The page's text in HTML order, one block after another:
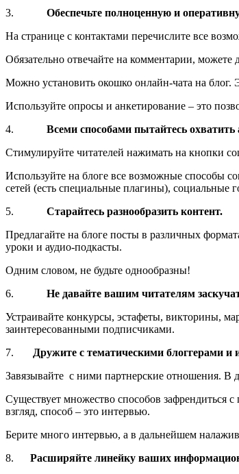
3. Обеспечьте полноценную и
На странице с контактами перечислите все
Обязательно отвечайте на комментарии,
Можно установить окошко онлайн-чата на блог.
Используйте опросы и анкетирование – это
4. Всеми способами пытайтесь
Стимулируйте читателей нажимать на кнопки
Используйте на блоге все возможные способы
сетей (есть специальные плагины), социальные
5. Старайтесь разнообразить контент.
Предлагайте на блоге посты в различных
уроки и аудио-подкасты.
Одним словом, не будьте однообразны!
6. Не давайте вашим читателям
Устраивайте конкурсы, эстафеты, викторины,
заинтересованными подписчиками.
7.
Дружите с тематическими блоггерами и
Завязывайте с ними партнерские отношения.
Существует множество способов
взгляд, способ – это интервью.
Берите много интервью, а в дальнейшем
8. Расширяйте линейку ваших